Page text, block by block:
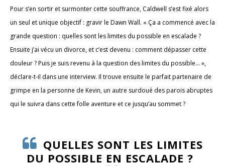
Pour s’en sortir et surmonter cette souffrance, Caldwell s’est fixé alors
un seul et unique objectif : gravir le Dawn Wall. « Ça a commencé avec la
grande question : quelles sont les limites du possible en escalade ?
Ensuite j’ai vécu un divorce, et c’est devenu : comment dépasser cette
douleur ? Puis je suis revenu à la question des limites du possible… »,
déclare-t-il dans une interview. Il trouve ensuite le parfait partenaire de
grimpe en la personne de Kevin, un autre surdoué des parois abruptes
qui le suivra dans cette folle aventure et ce jusqu’au sommet ?
QUELLES SONT LES LIMITES
DU POSSIBLE EN ESCALADE ?